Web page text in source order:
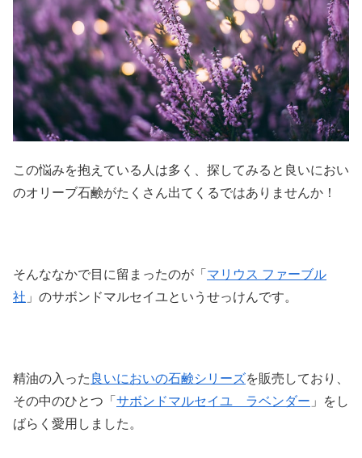
この悩みを抱えている人は多く、探してみると良いにおい
のオリーブ石鹸がたくさん出てくるではありませんか！
そんななかで目に留まったのが「 マリウス ファーブル
社 」のサボンドマルセイユというせっけんです。
精油の入った 良いにおいの石鹸シリーズを販売しており、
その中のひとつ「 サボンドマルセイユ ラベンダー 」をし
ばらく愛用しました。